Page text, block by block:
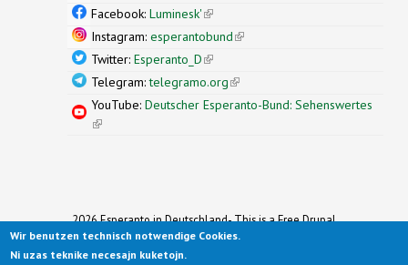
Facebook: Luminesk'(link is external)
Instagram: esperantobund(link is external)
Twitter: Esperanto_D(link is external)
Telegram:telegramo.org(link is external)
YouTube: Deutscher Esperanto-Bund: Sehenswertes
(link is external)
2026 Esperanto in Deutschland- This is a Free Drupal
Theme
Ported to Drupal for the Open Source Community by
Wir benutzen technisch notwendige Cookies.
Ni uzas teknike necesajn kuketojn.